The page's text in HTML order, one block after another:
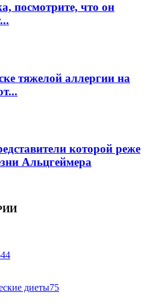
посмотрите, что он
тяжелой аллергии на
которой реже
Альцгеймера
диеты75